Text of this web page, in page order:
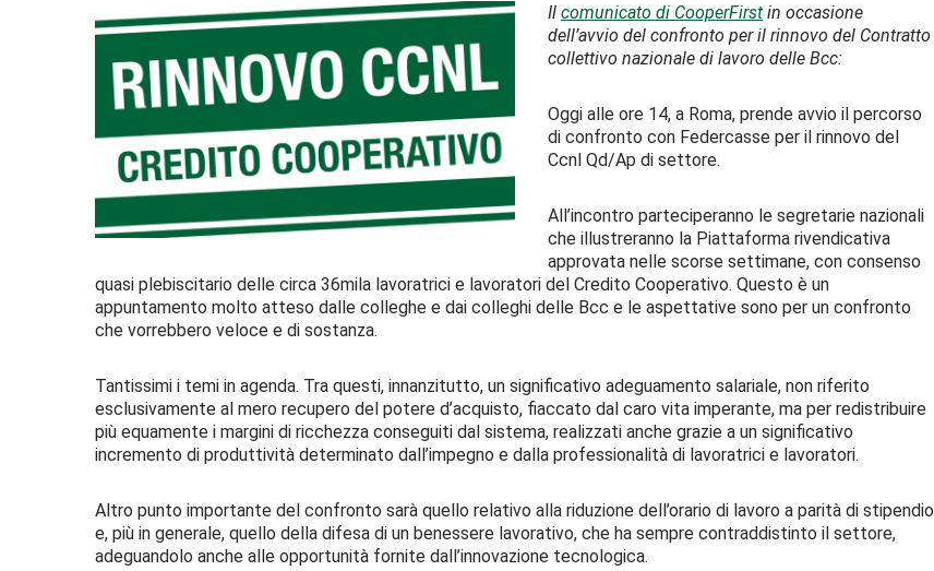
Il comunicato di CooperFirst in occasione
dell’avvio del confronto per il rinnovo del Contratto
collettivo nazionale di lavoro delle Bcc:
Oggi alle ore 14, a Roma, prende avvio il percorso
di confronto con Federcasse per il rinnovo del
Ccnl Qd/Ap di settore.
All’incontro parteciperanno le segretarie nazionali
che illustreranno la Piattaforma rivendicativa
approvata nelle scorse settimane, con consenso
quasi plebiscitario delle circa 36mila lavoratrici e lavoratori del Credito Cooperativo. Questo è un
appuntamento molto atteso dalle colleghe e dai colleghi delle Bcc e le aspettative sono per un confronto
che vorrebbero veloce e di sostanza.
Tantissimi i temi in agenda. Tra questi, innanzitutto, un significativo adeguamento salariale, non riferito
esclusivamente al mero recupero del potere d’acquisto, fiaccato dal caro vita imperante, ma per redistribuire
più equamente i margini di ricchezza conseguiti dal sistema, realizzati anche grazie a un significativo
incremento di produttività determinato dall’impegno e dalla professionalità di lavoratrici e lavoratori.
Altro punto importante del confronto sarà quello relativo alla riduzione dell’orario di lavoro a parità di stipendio
e, più in generale, quello della difesa di un benessere lavorativo, che ha sempre contraddistinto il settore,
adeguandolo anche alle opportunità fornite dall’innovazione tecnologica.